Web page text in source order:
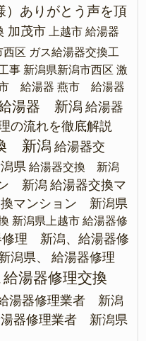
）ありがとう声を頂
加茂市
上越市 給湯器
西区 ガス給湯器交換工
事 新潟県新潟市西区 激
給湯器 燕市 給湯器
湯器 新潟 給湯器
の流れを徹底解説
新潟 給湯器交
県 給湯器交換 新潟
新潟 給湯器交換マ
換マンション 新潟県
新潟県上越市 給湯器修
修理 新潟、給湯器修
県、
給湯器修理
給湯器修理交換
湯器修理業者 新潟
器修理業者 新潟県